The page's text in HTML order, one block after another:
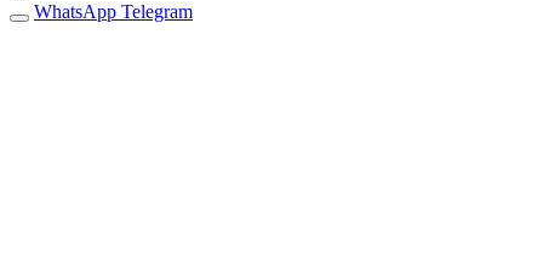
WhatsApp Telegram